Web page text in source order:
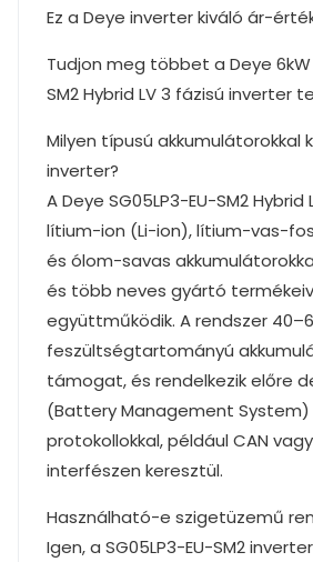
Ez a Deye inverter kiváló ár-
Tudjon meg többet a Deye 6kW
SM2 Hybrid LV 3 fázisú inverter
Milyen típusú akkumulátorokkal
inverter?
A Deye SG05LP3-EU-SM2 Hybrid
lítium-ion (Li-ion), lítium-vas-
és ólom-savas
és több neves gyártó
együttműködik. A rendszer
feszültségtartományú
támogat, és rendelkezik előre
(Battery Management System)
protokollokkal, például CAN
interfészen keresztül.
Használható-e szigetüzemű
Igen, a SG05LP3-EU-SM2